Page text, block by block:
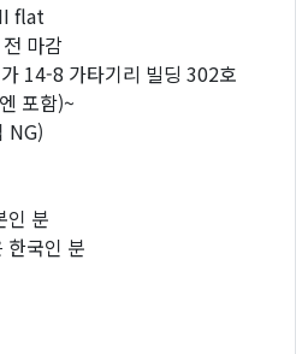
flat
마감
14-8 가타기리 빌딩 302호
포함)~
NG)
인 분
한국인 분